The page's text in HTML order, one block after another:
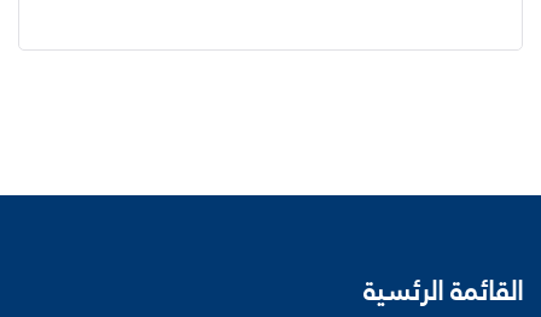
القائمة الرئسية